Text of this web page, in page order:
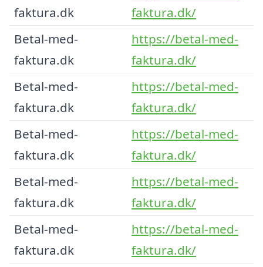
faktura.dk
faktura.dk/
Betal-med-
faktura.dk
https://betal-med-
faktura.dk/
Betal-med-
faktura.dk
https://betal-med-
faktura.dk/
Betal-med-
faktura.dk
https://betal-med-
faktura.dk/
Betal-med-
faktura.dk
https://betal-med-
faktura.dk/
Betal-med-
faktura.dk
https://betal-med-
faktura.dk/